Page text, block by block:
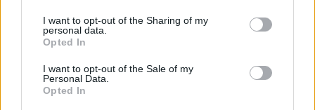
I want to opt-out of the Sharing of my
personal data.
Opted In
I want to opt-out of the Sale of my
Personal Data.
Opted In
Koh Samui